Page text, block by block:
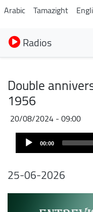
Arabic Tamazight
Radios
Double
1956
20/08/2024 - 09:00
Audio
Player 00:00
25-06-2026